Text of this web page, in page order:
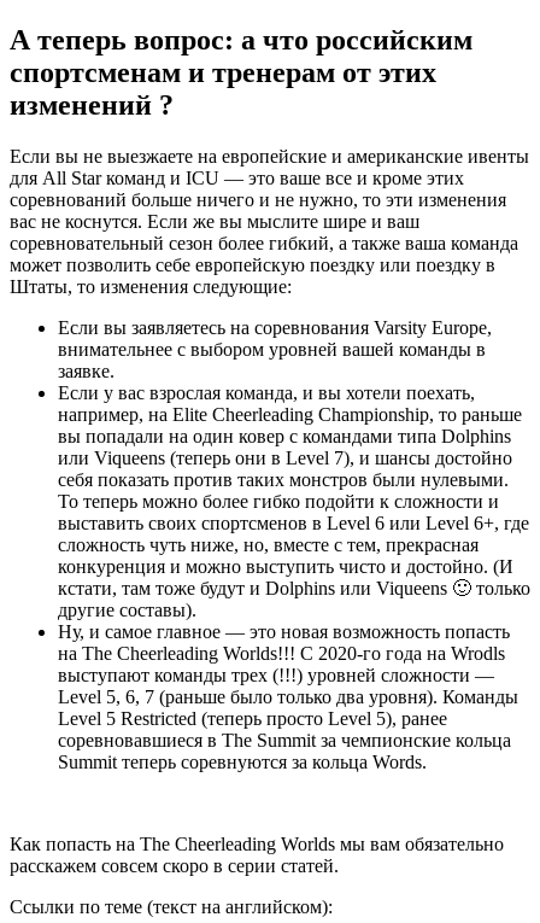
А теперь вопрос: а что российским
спортсменам и тренерам от этих
изменений ?
Если вы не выезжаете на европейские и американские ивенты
для All Star команд и ICU — это ваше все и кроме этих
соревнований больше ничего и не нужно, то эти изменения
вас не коснутся. Если же вы мыслите шире и ваш
соревновательный сезон более гибкий, а также ваша команда
может позволить себе европейскую поездку или поездку в
Штаты, то изменения следующие:
Если вы заявляетесь на соревнования Varsity Europe,
внимательнее с выбором уровней вашей команды в
заявке.
Если у вас взрослая команда, и вы хотели поехать,
например, на Elite Cheerleading Championship, то раньше
вы попадали на один ковер с командами типа Dolphins
или Viqueens (теперь они в Level 7), и шансы достойно
себя показать против таких монстров были нулевыми.
То теперь можно более гибко подойти к сложности и
выставить своих спортсменов в Level 6 или Level 6+, где
сложность чуть ниже, но, вместе с тем, прекрасная
конкуренция и можно выступить чисто и достойно. (И
кстати, там тоже будут и Dolphins или Viqueens 🙂 только
другие составы).
Ну, и самое главное — это новая возможность попасть
на The Cheerleading Worlds!!! С 2020-го года на Wrodls
выступают команды трех (!!!) уровней сложности —
Level 5, 6, 7 (раньше было только два уровня). Команды
Level 5 Restricted (теперь просто Level 5), ранее
соревновавшиеся в The Summit за чемпионские кольца
Summit теперь соревнуются за кольца Words.
Как попасть на The Cheerleading Worlds мы вам обязательно
расскажем совсем скоро в серии статей.
Ссылки по теме (текст на английском):